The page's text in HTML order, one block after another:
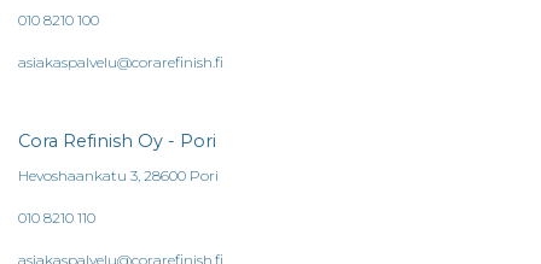
010 8210 100
asiakaspalvelu@corarefinish.fi
Cora Refinish Oy - Pori
Hevoshaankatu 3, 28600 Pori
010 8210 110
asiakaspalvelu@corarefinish.fi